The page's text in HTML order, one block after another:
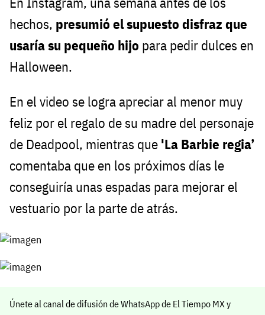
hechos, presumió el supuesto disfraz que
usaría su pequeño hijo para pedir dulces en
Halloween.
En el video se logra apreciar al menor muy
feliz por el regalo de su madre del personaje
de Deadpool, mientras que 'La Barbie regia’
comentaba que en los próximos días le
conseguiría unas espadas para mejorar el
vestuario por la parte de atrás.
Únete al canal de difusión de WhatsApp de El Tiempo MX y